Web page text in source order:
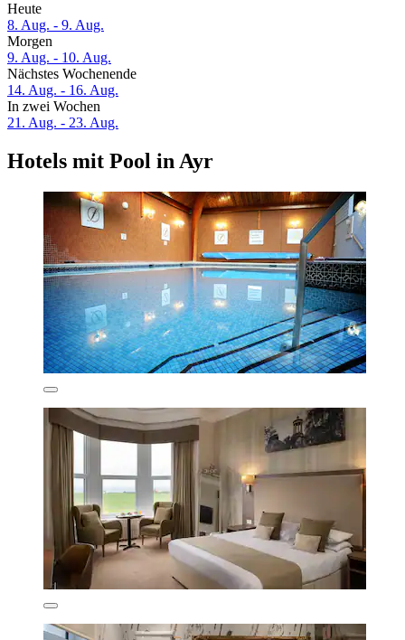
Heute
8. Aug. - 9. Aug.
Morgen
9. Aug. - 10. Aug.
Nächstes Wochenende
14. Aug. - 16. Aug.
In zwei Wochen
21. Aug. - 23. Aug.
Hotels mit Pool in Ayr